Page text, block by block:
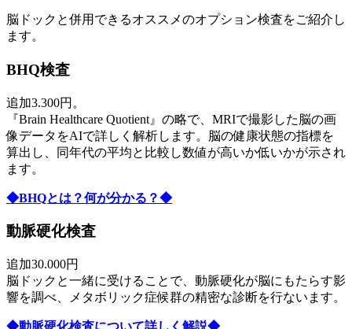
脳ドックと併用できるオススメのオプション検査をご紹介し
ます。
BHQ検査
追加3.300円。
『Brain Healthcare Quotient』の略で、MRIで撮影した脳の画
像データをAIで詳しく解析します。脳の健康状態の指標を
算出し、同年代の平均と比較し数値が高いか低いかが示され
ます。
◆BHQとは？何が分かる？◆
動脈硬化検査
追加30.000円
脳ドックと一緒に受けることで、動脈硬化が脳にもたらす影
響を調べ、メタボリック症候群の精密な診断を行ないます。